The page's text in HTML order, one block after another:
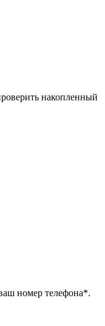
накопленный
номер телефона*.